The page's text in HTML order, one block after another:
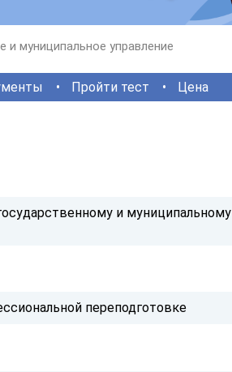
и муниципальное управление
Пройти тест Цена
и муниципальному
переподготовке